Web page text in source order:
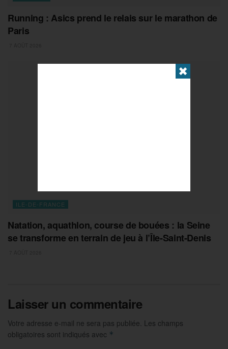
Running : Asics prend le relais sur le marathon de
Paris
ILE-DE-FRANCE
Natation, aquathlon, course de bouées : la Seine
se transforme en terrain de jeu à l’Île-Saint-Denis
Laisser un commentaire
Votre adresse e-mail ne sera pas publiée. Les champs
obligatoires sont indiqués avec *
✖